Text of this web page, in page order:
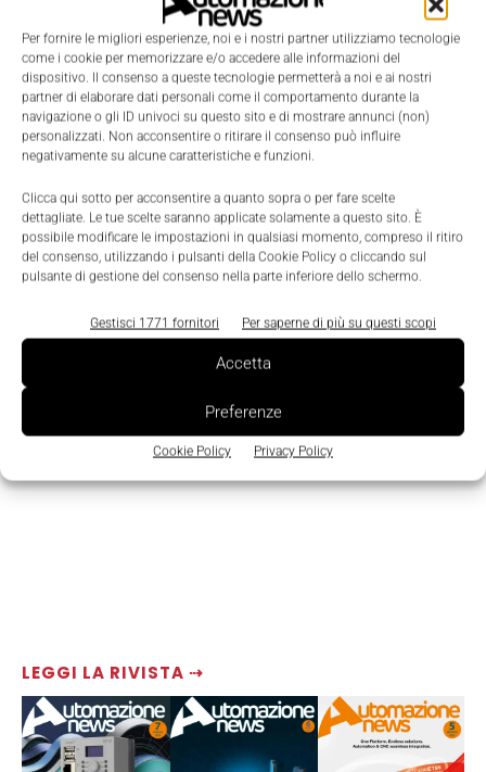
Per fornire le migliori esperienze, noi e i nostri partner utilizziamo tecnologie
come i cookie per memorizzare e/o accedere alle informazioni del
dispositivo. Il consenso a queste tecnologie permetterà a noi e ai nostri
partner di elaborare dati personali come il comportamento durante la
navigazione o gli ID univoci su questo sito e di mostrare annunci (non)
personalizzati. Non acconsentire o ritirare il consenso può influire
negativamente su alcune caratteristiche e funzioni.
Clicca qui sotto per acconsentire a quanto sopra o per fare scelte
dettagliate. Le tue scelte saranno applicate solamente a questo sito. È
possibile modificare le impostazioni in qualsiasi momento, compreso il ritiro
del consenso, utilizzando i pulsanti della Cookie Policy o cliccando sul
pulsante di gestione del consenso nella parte inferiore dello schermo.
Gestisci 1771 fornitori Per saperne di più su questi scopi
Accetta
Preferenze
Cookie Policy Privacy Policy
LEGGI LA RIVISTA ⇢